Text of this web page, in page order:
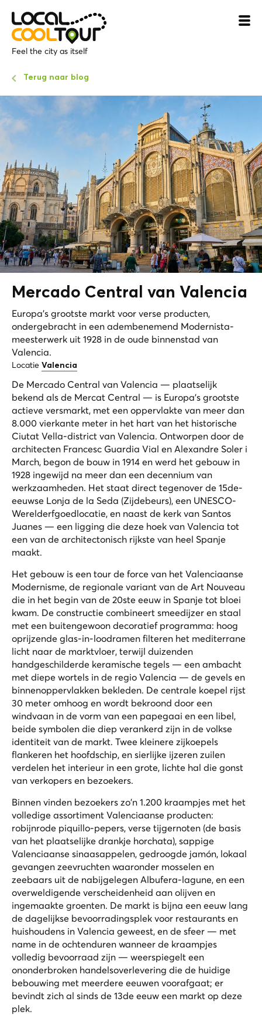
Feel the city as itself
Terug naar blog
Mercado Central van Valencia
Europa's grootste markt voor verse producten,
ondergebracht in een adembenemend Modernista-
meesterwerk uit 1928 in de oude binnenstad van
Valencia.
Locatie Valencia
De Mercado Central van Valencia — plaatselijk
bekend als de Mercat Central — is Europa's grootste
actieve versmarkt, met een oppervlakte van meer dan
8.000 vierkante meter in het hart van het historische
Ciutat Vella-district van Valencia. Ontworpen door de
architecten Francesc Guardia Vial en Alexandre Soler i
March, begon de bouw in 1914 en werd het gebouw in
1928 ingewijd na meer dan een decennium van
werkzaamheden. Het staat direct tegenover de 15de-
eeuwse Lonja de la Seda (Zijdebeurs), een UNESCO-
Werelderfgoedlocatie, en naast de kerk van Santos
Juanes — een ligging die deze hoek van Valencia tot
een van de architectonisch rijkste van heel Spanje
maakt.
Het gebouw is een tour de force van het Valenciaanse
Modernisme, de regionale variant van de Art Nouveau
die in het begin van de 20ste eeuw in Spanje tot bloei
kwam. De constructie combineert smeedijzer en staal
met een buitengewoon decoratief programma: hoog
oprijzende glas-in-loodramen filteren het mediterrane
licht naar de marktvloer, terwijl duizenden
handgeschilderde keramische tegels — een ambacht
met diepe wortels in de regio Valencia — de gevels en
binnenoppervlakken bekleden. De centrale koepel rijst
30 meter omhoog en wordt bekroond door een
windvaan in de vorm van een papegaai en een libel,
beide symbolen die diep verankerd zijn in de volkse
identiteit van de markt. Twee kleinere zijkoepels
flankeren het hoofdschip, en sierlijke ijzeren zuilen
verdelen het interieur in een grote, lichte hal die gonst
van verkopers en bezoekers.
Binnen vinden bezoekers zo'n 1.200 kraampjes met het
volledige assortiment Valenciaanse producten:
robijnrode piquillo-pepers, verse tijgernoten (de basis
van het plaatselijke drankje horchata), sappige
Valenciaanse sinaasappelen, gedroogde jamón, lokaal
gevangen zeevruchten waaronder mosselen en
zeebaars uit de nabijgelegen Albufera-lagune, en een
overweldigende verscheidenheid aan olijven en
ingemaakte groenten. De markt is bijna een eeuw lang
de dagelijkse bevoorradingsplek voor restaurants en
huishoudens in Valencia geweest, en de sfeer — met
name in de ochtenduren wanneer de kraampjes
volledig bevoorraad zijn — weerspiegelt een
ononderbroken handelsoverlevering die de huidige
bebouwing met meerdere eeuwen voorafgaat; er
bevindt zich al sinds de 13de eeuw een markt op deze
plek.